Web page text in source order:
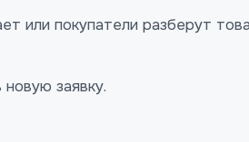
или покупатели разберут
заявку.